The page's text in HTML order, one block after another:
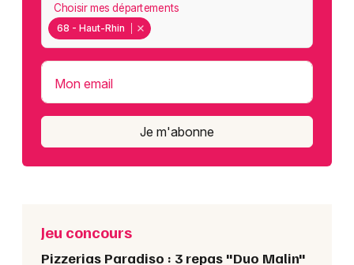
68 - Haut-Rhin
Choisir mes départements
Mon email
Je m'abonne
Jeu concours
Pizzerias Paradiso : 3 repas "Duo Malin"